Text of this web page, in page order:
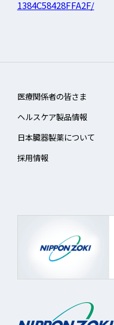
1384C58428FFA2F/
医療関係者の皆さま
ヘルスケア製品情報
日本臓器製薬について
採用情報